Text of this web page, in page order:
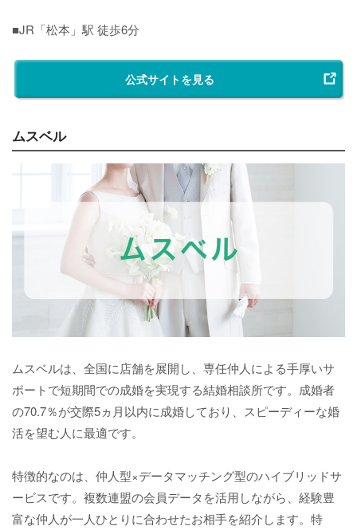
■JR「松本」駅 徒歩6分
公式サイトを見る
ムスベル
ムスベルは、全国に店舗を展開し、専任仲人による手厚いサ
ポートで短期間での成婚を実現する結婚相談所です。成婚者
の70.7％が交際5ヵ月以内に成婚しており、スピーディーな婚
活を望む人に最適です。
特徴的なのは、仲人型×データマッチング型のハイブリッドサ
ービスです。複数連盟の会員データを活用しながら、経験豊
富な仲人が一人ひとりに合わせたお相手を紹介します。特